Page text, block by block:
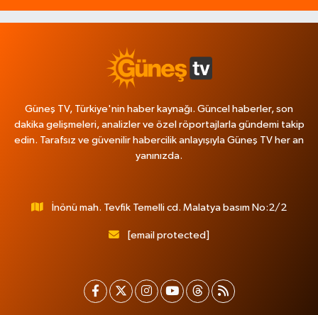
Güneş TV, Türkiye'nin haber kaynağı. Güncel haberler, son
dakika gelişmeleri, analizler ve özel röportajlarla gündemi takip
edin. Tarafsız ve güvenilir habercilik anlayışıyla Güneş TV her an
yanınızda.
İnönü mah. Tevfik Temelli cd. Malatya basım No:2/2
[email protected]